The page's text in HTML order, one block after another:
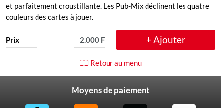
et parfaitement croustillante. Les Pub-Mix déclinent les quatre
couleurs des cartes à jouer.
Prix 2.000 F + Ajouter
Retour au menu
Moyens de paiement